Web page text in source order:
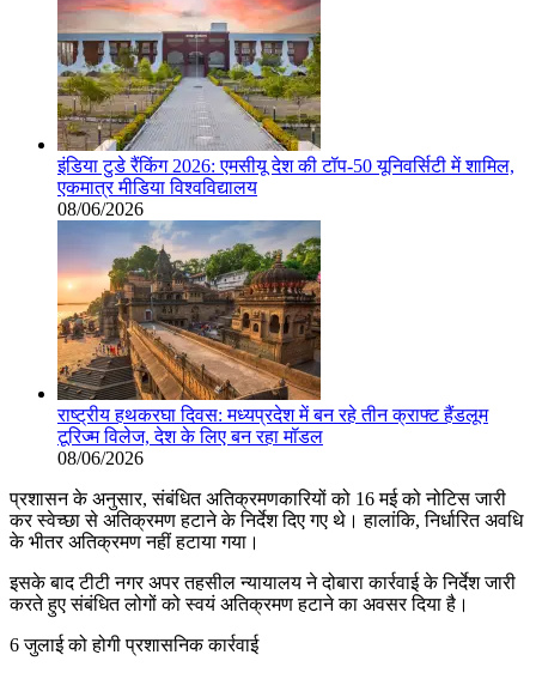
इंडिया टुडे रैंकिंग 2026: एमसीयू देश की टॉप-50 यूनिवर्सिटी में शामिल,
एकमात्र मीडिया विश्वविद्यालय
08/06/2026
राष्ट्रीय हथकरघा दिवस: मध्यप्रदेश में बन रहे तीन क्राफ्ट हैंडलूम
टूरिज्म विलेज, देश के लिए बन रहा मॉडल
08/06/2026
प्रशासन के अनुसार, संबंधित अतिक्रमणकारियों को 16 मई को नोटिस जारी
कर स्वेच्छा से अतिक्रमण हटाने के निर्देश दिए गए थे। हालांकि, निर्धारित अवधि
के भीतर अतिक्रमण नहीं हटाया गया।
इसके बाद टीटी नगर अपर तहसील न्यायालय ने दोबारा कार्रवाई के निर्देश जारी
करते हुए संबंधित लोगों को स्वयं अतिक्रमण हटाने का अवसर दिया है।
6 जुलाई को होगी प्रशासनिक कार्रवाई